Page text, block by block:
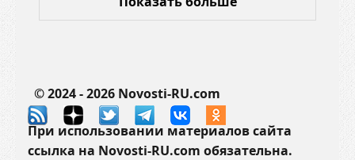
© 2024 - 2026 Novosti-RU.com
При использовании материалов сайта
ссылка на Novosti-RU.com обязательна.